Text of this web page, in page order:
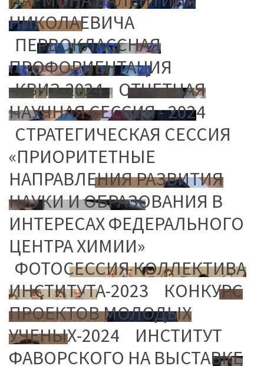
НИКОЛАЕВИЧА
ПЕРВОКЛАССНАЯ
ПРОФОРИЕНТАЦИЯ
КВИЗ-2024 ОТЧЕТНАЯ
НАУЧНАЯ СЕССИЯ - 2024
CТРАТЕГИЧЕСКАЯ СЕССИЯ
«ПРИОРИТЕТНЫЕ
НАПРАВЛЕНИЯ РАЗВИТИЯ
НАУКИ И ОБРАЗОВАНИЯ В
ИНТЕРЕСАХ ФЕДЕРАЛЬНОГО
ЦЕНТРА ХИМИИ»
ФОТОСЕССИЯ КОЛЛЕКТИВА
ИНСТИТУТА-2023
КОНКУРС
ПРОЕКТОВ МОЛОДЫХ
УЧЕНЫХ-2024
ИНСТИТУТ
ФАВОРСКОГО НА ВЫСТАВКЕ